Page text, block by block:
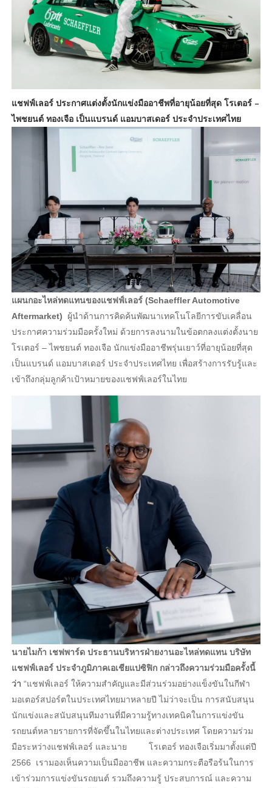
แชฟฟ์เลอร์ ประกาศแต่งตั้งนักแข่งมืออาชีพที่อายุน้อยที่สุด โรเตอร์ –
ไพชยนต์ ทองเจือ เป็นแบรนด์ แอมบาสเดอร์ ประจำประเทศไทย
แผนกอะไหล่ทดแทนของแชฟฟ์เลอร์ (Schaeffler Automotive
Aftermarket) ผู้นำด้านการคิดค้นพัฒนาเทคโนโลยีการขับเคลื่อน
ประกาศความร่วมมือครั้งใหม่ ด้วยการลงนามในข้อตกลงแต่งตั้งนาย
โรเตอร์ – ไพชยนต์ ทองเจือ นักแข่งมืออาชีพรุ่นเยาว์ที่อายุน้อยที่สุด
เป็นแบรนด์ แอมบาสเดอร์ ประจำประเทศไทย เพื่อสร้างการรับรู้และ
เข้าถึงกลุ่มลูกค้าเป้าหมายของแชฟฟ์เลอร์ในไทย
นายไมก้า เชฟพาร์ด ประธานบริหารฝ่ายงานอะไหล่ทดแทน บริษัท
แชฟฟ์เลอร์ ประจำภูมิภาคเอเชียแปซิฟิก กล่าวถึงความร่วมมือครั้งนี้
ว่า “แชฟฟ์เลอร์ ให้ความสำคัญและมีส่วนร่วมอย่างแข็งขันในกีฬา
มอเตอร์สปอร์ตในประเทศไทยมาหลายปี ไม่ว่าจะเป็น การสนับสนุน
นักแข่งและสนับสนุนทีมงานที่มีความรู้ทางเทคนิคในการแข่งขัน
รถยนต์หลายรายการที่จัดขึ้นในไทยและต่างประเทศ โดยความร่วม
มือระหว่างแชฟฟ์เลอร์ และนาย โรเตอร์ ทองเจือเริ่มมาตั้งแต่ปี
2566 เรามองเห็นความเป็นมืออาชีพ และความกระตือรือร้นในการ
เข้าร่วมการแข่งขันรถยนต์ รวมถึงความรู้ ประสบการณ์ และความ